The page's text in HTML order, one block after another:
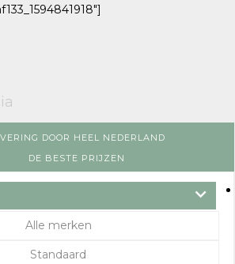
DOOR HEEL NEDERLAND
DE BESTE PRIJZEN
Alle merken
Standaard